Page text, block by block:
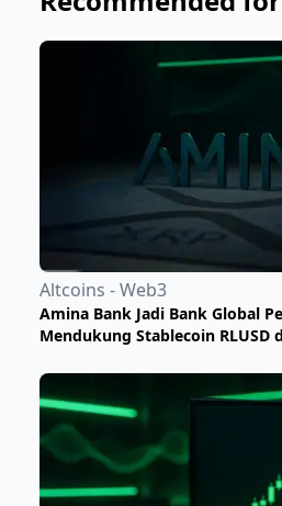
Altcoins - Web3
Amina Bank Jadi Bank Global
Mendukung Stablecoin RLUSD